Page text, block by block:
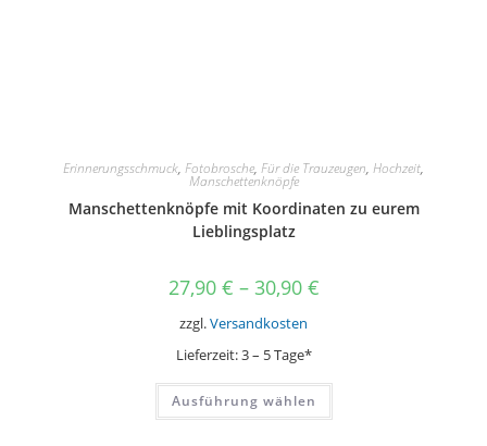
Erinnerungsschmuck, Fotobrosche, Für die Trauzeugen, Hochzeit,
Manschettenknöpfe
Manschettenknöpfe mit Koordinaten zu eurem
Lieblingsplatz
27,90 € – 30,90 €
zzgl.Versandkosten
Lieferzeit:3 – 5 Tage*
Ausführung wählen
Dieses
weist